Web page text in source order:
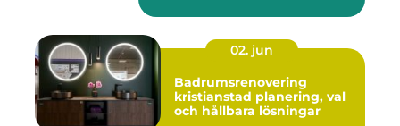
02. jun
Badrumsrenovering
kristianstad planering, val
och hållbara lösningar